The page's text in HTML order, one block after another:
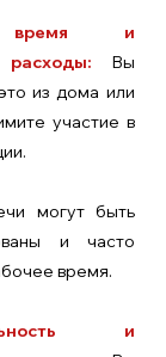
время и
Вы
из дома или
участие в
могут быть
и часто
время.
и